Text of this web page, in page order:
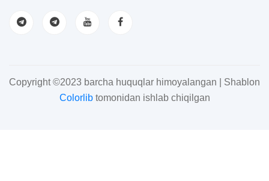
Copyright ©2023 barcha huquqlar himoyalangan | Shablon
Colorlibtomonidan ishlab chiqilgan